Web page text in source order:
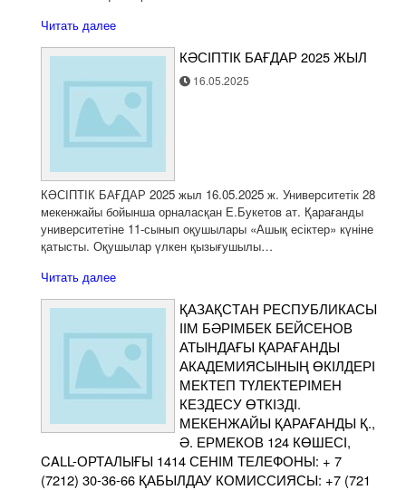
Читать далее
КӘСІПТІК БАҒДАР 2025 ЖЫЛ
16.05.2025
КӘСІПТІК БАҒДАР 2025 жыл 16.05.2025 ж. Университетік 28
мекенжайы бойынша орналасқан Е.Букетов ат. Қарағанды
университетіне 11-сынып оқушылары «Ашық есіктер» күніне
қатысты. Оқушылар үлкен қызығушылы…
Читать далее
ҚАЗАҚСТАН РЕСПУБЛИКАСЫ
ІІМ БӘРІМБЕК БЕЙСЕНОВ
АТЫНДАҒЫ ҚАРАҒАНДЫ
АКАДЕМИЯСЫНЫҢ ӨКІЛДЕРІ
МЕКТЕП ТҮЛЕКТЕРІМЕН
КЕЗДЕСУ ӨТКІЗДІ.
МЕКЕНЖАЙЫ ҚАРАҒАНДЫ Қ.,
Ә. ЕРМЕКОВ 124 КӨШЕСІ,
CALL-ОРТАЛЫҒЫ 1414 СЕНІМ ТЕЛЕФОНЫ: + 7
(7212) 30-36-66 ҚАБЫЛДАУ КОМИССИЯСЫ: +7 (721